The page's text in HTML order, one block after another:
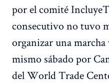
por el comité
consecutivo no tuvo
organizar una
mismo sábado por
del World Trade